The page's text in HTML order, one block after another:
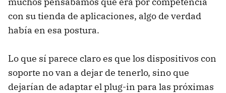
con su tienda de aplicaciones, algo de verdad
había en esa postura.
Lo que sí parece claro es que los dispositivos con
soporte no van a dejar de tenerlo, sino que
dejarían de adaptar el plug-in para las próximas